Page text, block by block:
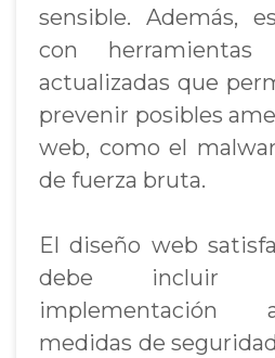
sensible. Además,
con
actualizadas que
prevenir posibles
web, como el
de fuerza bruta.
El diseño web
debe incluir
implementación
medidas de